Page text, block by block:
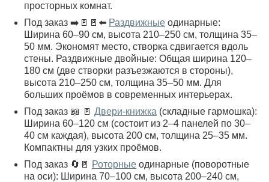
просторных комнат.
Под заказ ➡️🚪🚪⬅️ Раздвижные одинарные:
Ширина 60–90 см, высота 210–250 см, толщина 35–
50 мм. Экономят место, створка сдвигается вдоль
стены. Раздвижные двойные: Общая ширина 120–
180 см (две створки разъезжаются в стороны),
высота 210–250 см, толщина 35–50 мм. Для
больших проёмов в современных интерьерах.
Под заказ 📖 🚪 Двери-книжка (складные гармошка):
Ширина 60–120 см (состоит из 2–4 панелей по 30–
40 см каждая), высота 200 см, толщина 25–35 мм.
Компактны для узких проёмов.
Под заказ 🔄🚪 Роторные одинарные (поворотные
на оси): Ширина 70–100 см, высота 200–240 см,